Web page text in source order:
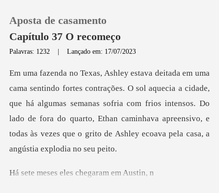
0
Loja
Aposta de casamento
Capítulo 37 O recomeço
Palavras: 1232 |Lançado em: 17/07/2023
cidade,
que há algumas semanas sofria com frios intensos. Do
lado de fora do quarto, Ethan caminhava
eles chegara